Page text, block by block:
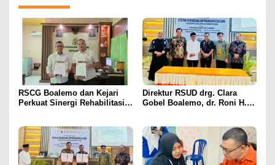
RSCG Boalemo dan Kejari
Perkuat Sinergi Rehabilitasi
Restoratif
Direktur RSUD drg. Clara
Gobel Boalemo, dr. Roni H.
Uronefrologi